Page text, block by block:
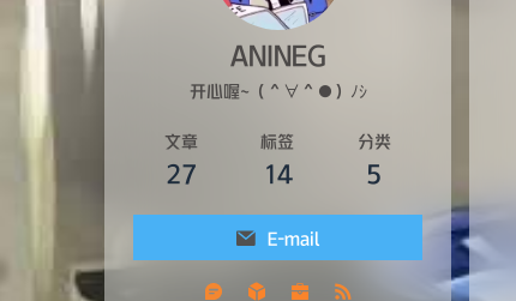
ANINEG
开心喔~（＾∀＾●）ﾉｼ
文章
27
标签
14
分类
5
E-mail